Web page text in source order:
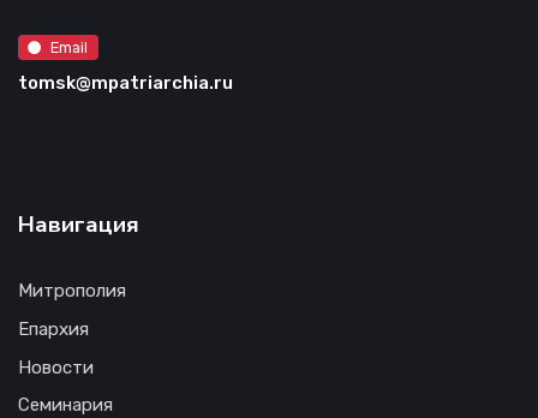
Email
tomsk@mpatriarchia.ru
Навигация
Митрополия
Епархия
Новости
Семинария